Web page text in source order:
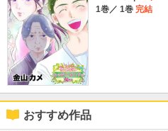
1巻／ 1巻 完結
おすすめ作品